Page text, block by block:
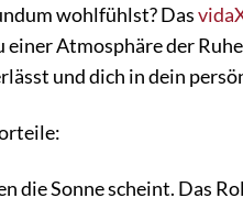
wohlfühlst? Das
Atmosphäre der
und dich in dein
die Sonne scheint. Das